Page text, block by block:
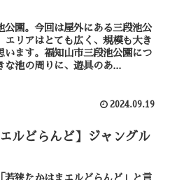
公園。今回は屋外にある三段池公
エリアはとても広く、規模も大き
います。福知山市三段池公園につ
な池の周りに、遊具のあ...
2024.09.19
ルどらんど】ジャングル
若狭たかはまエルどらんど」と言